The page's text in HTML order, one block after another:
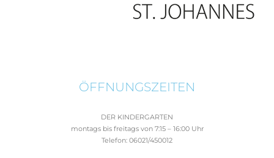
ÖFFNUNGSZEITEN
DER KINDERGARTEN
montags bis freitags von 7:15 – 16:00 Uhr
Telefon: 06021/450012